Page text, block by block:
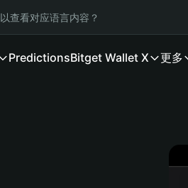
以查看对应语言内容？
PredictionsBitget Wallet X 更多